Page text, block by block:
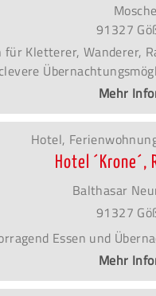
91327
Kletterer, Wanderer,
clevere
Mehr
Hotel,
Hotel ´Krone´,
Balthasar
91327
Essen und
Mehr